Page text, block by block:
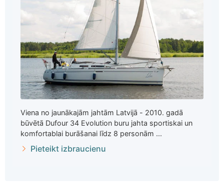
Viena no jaunākajām jahtām Latvijā - 2010. gadā
būvētā Dufour 34 Evolution buru jahta sportiskai un
komfortablai burāšanai līdz 8 personām ...
Pieteikt izbraucienu